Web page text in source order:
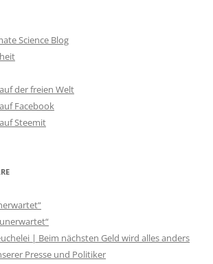
Science Blog
der freien Welt
Facebook
Steemit
| Beim nächsten Geld wird alles anders
Presse und Politiker